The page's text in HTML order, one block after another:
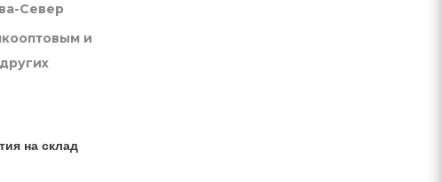
Север
и
на склад